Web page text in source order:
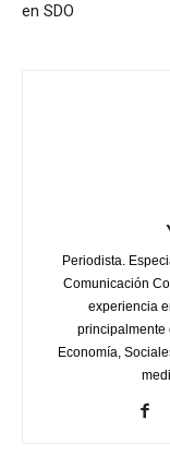
en SDO
Periodista.
Comunicación
experiencia
principalmente
Economía,